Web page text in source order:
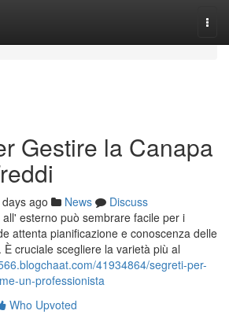
Gestire la Canapa
ago News
Discuss
esterno può sembrare facile per i
attenta pianificazione e conoscenza delle
cruciale scegliere la varietà più al
41934864/segreti-per-
un-professionista
Who Upvoted